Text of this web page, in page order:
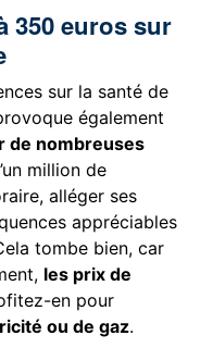
350 euros sur
sur la santé de
également
de nombreuses
million de
alléger ses
appréciables
tombe bien, car
les prix de
en pour
ou de gaz.